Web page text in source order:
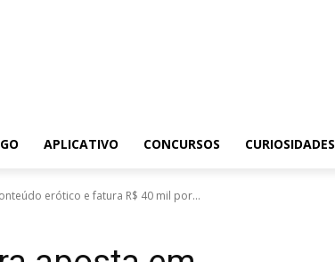
APLICATIVO CONCURSOS CURIOSIDADES
erótico e fatura R$ 40 mil por...